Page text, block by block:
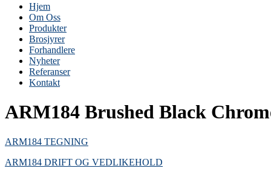
Hjem
Om Oss
Produkter
Brosjyrer
Forhandlere
Nyheter
Referanser
Kontakt
ARM184 Brushed Black
ARM184 TEGNING
ARM184 DRIFT OG VEDLIKEHOLD